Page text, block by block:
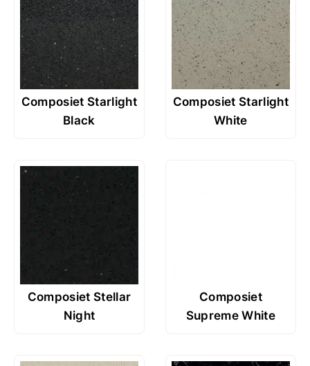
Composiet Starlight
Black
Composiet Starlight
White
Composiet Stellar
Night
Composiet
Supreme White